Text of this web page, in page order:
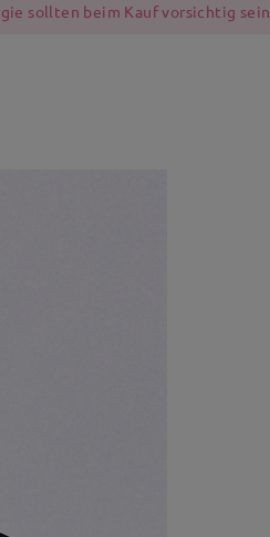
sollten beim Kauf vorsichtig sein